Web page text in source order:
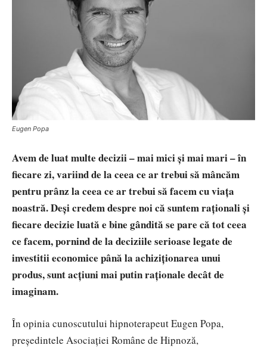
Eugen Popa
Avem de luat multe decizii – mai mici și mai mari – în
fiecare zi, variind de la ceea ce ar trebui să mâncăm
pentru prânz la ceea ce ar trebui să facem cu viața
noastră. Deși credem despre noi că suntem raționali și
fiecare decizie luată e bine gândită se pare că tot ceea
ce facem, pornind de la deciziile serioase legate de
investitii economice până la achiziționarea unui
produs, sunt acțiuni mai putin raționale decât de
imaginam.
În opinia cunoscutului hipnoterapeut Eugen Popa,
președintele Asociației Române de Hipnoză,